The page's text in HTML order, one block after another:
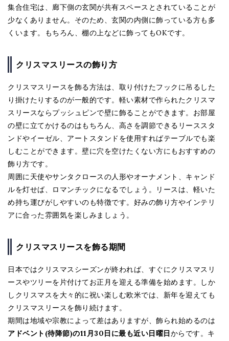
集合住宅は、廊下側の玄関が共有スペースとされていることが
少なくありません。そのため、玄関の内側に飾っている方も多
くいます。もちろん、棚の上などに飾ってもOKです。
クリスマスリースの飾り方
クリスマスリースを飾る方法は、取り付けたフックに吊るした
り掛けたりするのが一般的です。軽い素材で作られたクリスマ
スリースならプッシュピンで壁に飾ることができます。お部屋
の壁に立てかけるのはもちろん、高さを調節できるリーススタ
ンドやイーゼル、アートスタンドを使用すればテーブルでも楽
しむことができます。壁に穴を空けたくない方にもおすすめの
飾り方です。
周囲に天使やサンタクロースの人形やオーナメント、キャンド
ルを灯せば、ロマンチックになるでしょう。リースは、軽いた
め持ち運びがしやすいのも特徴です。好みの飾り方やインテリ
アに合った雰囲気を楽しみましょう。
クリスマスリースを飾る期間
日本ではクリスマスシーズンが終われば、すぐにクリスマスリ
ースやツリーを片付けてお正月を迎える準備を始めます。しか
しクリスマスを大々的に祝い楽しむ欧米では、新年を迎えても
クリスマスリースを飾り続けます。
期間は地域や宗教によって差はありますが、飾られ始めるのは
アドベント(待降節)の11月30日に最も近い日曜日からです。キ